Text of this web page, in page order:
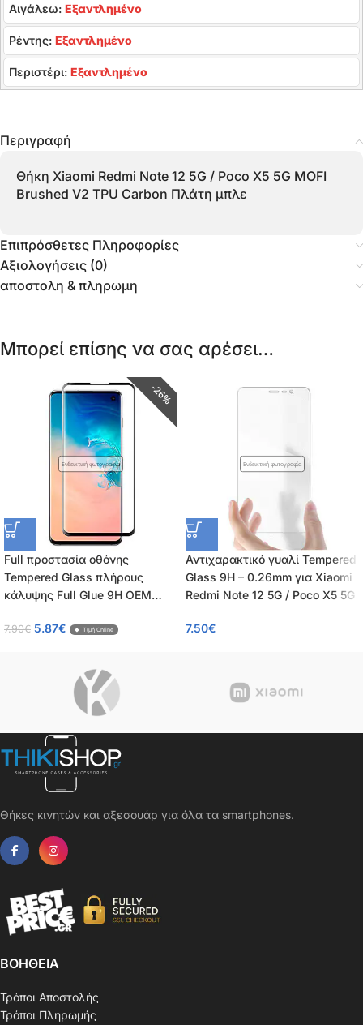
Αιγάλεω: Εξαντλημένο
Ρέντης: Εξαντλημένο
Περιστέρι: Εξαντλημένο
Περιγραφή
Θήκη Xiaomi Redmi Note 12 5G / Poco X5 5G MOFI
Brushed V2 TPU Carbon Πλάτη μπλε
Επιπρόσθετες Πληροφορίες
Αξιολογήσεις (0)
αποστολη & πληρωμη
Μπορεί επίσης να σας αρέσει…
Ενδεικτική φωτογραφία
26%
Full προστασία οθόνης
Tempered Glass πλήρους
κάλυψης Full Glue 9H OEM
12 5G / Poco X5 5G
7.90€ 5.87€ Τιμή Online
Ενδεικτική φωτογραφία
Αντιχαρακτικό γυαλί Tempered
Glass 9H – 0.26mm για Xiaomi
Redmi Note 12 5G / Poco X5 5G
7.50€
Θήκες κινητών και αξεσουάρ για όλα τα smartphones.
ΒΟΗΘΕΙΑ
Τρόποι Αποστολής
Τρόποι Πληρωμής